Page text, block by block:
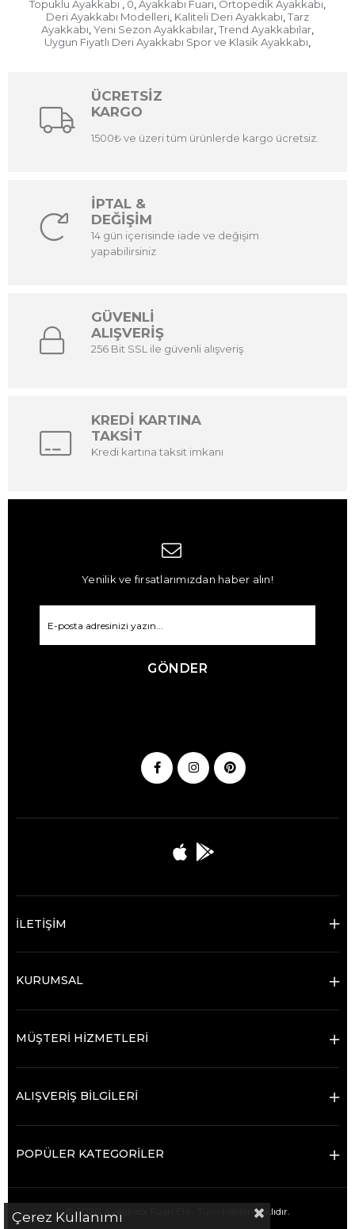
Topuklu Ayakkabı , 0, Ayakkabı Fuarı, Ortopedik Ayakkabı,
Deri Ayakkabı Modelleri, Kaliteli Deri Ayakkabı, Tarz
Ayakkabı, Yeni Sezon Ayakkabılar, Trend Ayakkabılar,
Uygun Fiyatlı Deri Ayakkabı Spor ve Klasik Ayakkabı,
ÜCRETSİZ
KARGO
1500₺ ve üzeri tüm ürünlerde kargo ücretsiz.
İPTAL &
DEĞİŞİM
14 gün içerisinde iade ve değişim
yapabilirsiniz
GÜVENLİ
ALIŞVERİŞ
256 Bit SSL ile güvenli alışveriş
KREDİ KARTINA
TAKSİT
Kredi kartına taksit imkanı
Yenilik ve fırsatlarımızdan haber alın!
GÖNDER
İLETİŞİM
KURUMSAL
MÜŞTERİ HİZMETLERİ
ALIŞVERİŞ BİLGİLERİ
POPÜLER KATEGORİLER
© 2020 Ayakkabı Fuarı Elit- Tüm hakları saklıdır.
Çerez Kullanımı